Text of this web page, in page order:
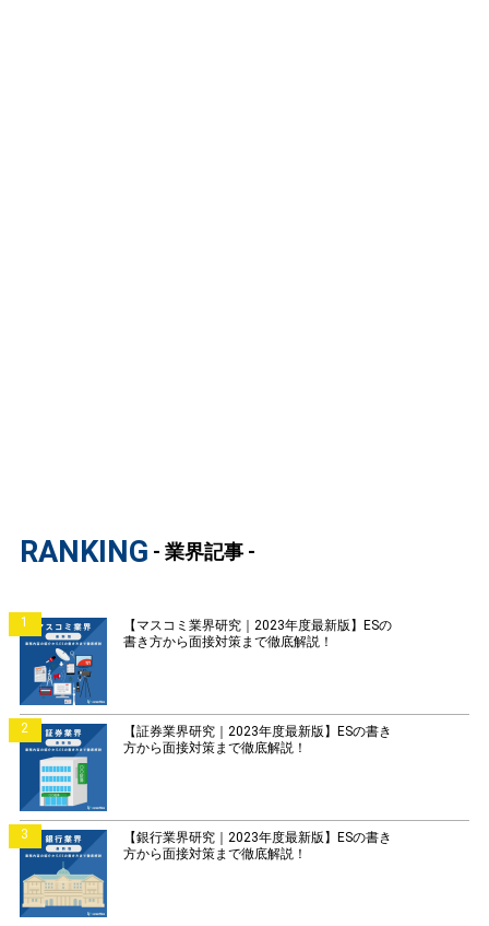
RANKING - 業界記事 -
1
【マスコミ業界研究｜2023年度最新版】ESの
書き方から面接対策まで徹底解説！
2
【証券業界研究｜2023年度最新版】ESの書き
方から面接対策まで徹底解説！
3
【銀行業界研究｜2023年度最新版】ESの書き
方から面接対策まで徹底解説！